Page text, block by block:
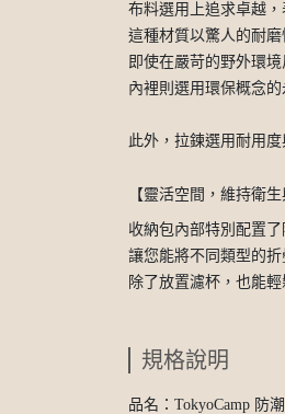
布料選用上追求卓越
這種材質以驚人的耐磨
即使在嚴苛的野外環
內裡則選用環保概念
此外，拉鍊選用耐用
【靈活空間，維持衛生
收納包內部特別配置
讓您能將不同類型的
除了放置濾杯，也能
規格說明
品名：TokyoCamp 防